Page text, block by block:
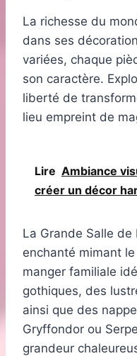
La richesse du
dans ses
variées, chaque
son caractère.
liberté de
lieu empreint de
Lire Ambiance
créer un décor
La Grande Salle
enchanté mimant
manger familiale
gothiques, des
ainsi que des
Gryffondor ou
grandeur